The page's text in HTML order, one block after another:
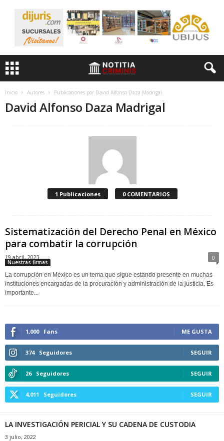
Inicio Autores Publicaciones por David Alfonso Daza Madrigal
David Alfonso Daza Madrigal
1 Publicaciones 0 COMENTARIOS
Sistematización del Derecho Penal en México
para combatir la corrupción
19 abril, 2023 0
Nuestras firmas
La corrupción en México es un tema que sigue estando presente en muchas
instituciones encargadas de la procuración y administración de la justicia. Es
importante...
1,000 Fans ME GUSTA
374 Seguidores SEGUIR
26 Seguidores SEGUIR
4,011 Seguidores SEGUIR
LA INVESTIGACIÓN PERICIAL Y SU CADENA DE CUSTODIA
3 julio, 2022